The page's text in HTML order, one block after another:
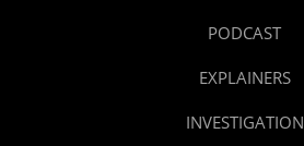
PODCAST
EXPLAINERS
INVESTIGATION